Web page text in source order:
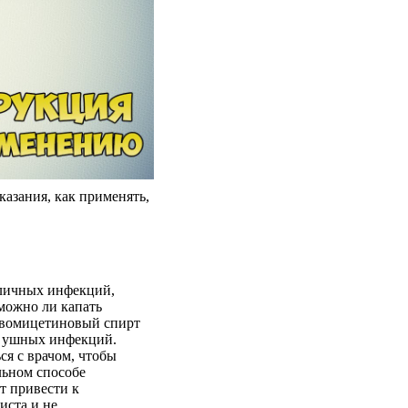
как применять,
инфекций,
ли капать
спирт
ушных инфекций.
с врачом, чтобы
способе
привести к
и не